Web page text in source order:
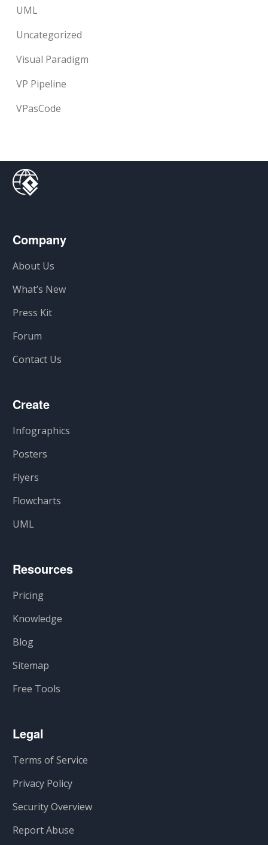
UML
Uncategorized
Visual Paradigm
VP Pipeline
VPasCode
Company
About Us
What’s New
Press Kit
Forum
Contact Us
Create
Infographics
Posters
Flyers
Flowcharts
UML
Resources
Pricing
Knowledge
Blog
Sitemap
Free Tools
Legal
Terms of Service
Privacy Policy
Security Overview
Report Abuse